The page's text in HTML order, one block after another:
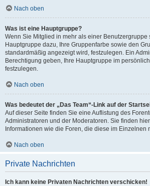
Nach oben
Was ist eine Hauptgruppe?
Wenn Sie Mitglied in mehr als einer Benutzergruppe
Hauptgruppe dazu, Ihre Gruppenfarbe sowie den
standardmäßig angezeigt wird, festzulegen. Ein
Berechtigung geben, Ihre Hauptgruppe im
festzulegen.
Nach oben
Was bedeutet der „Das Team“-Link auf der
Auf dieser Seite finden Sie eine Auflistung des
Administratoren und der Moderatoren. Sie finden
Informationen wie die Foren, die diese im Einzelnen
Nach oben
Private Nachrichten
Ich kann keine Privaten Nachrichten verschicken!